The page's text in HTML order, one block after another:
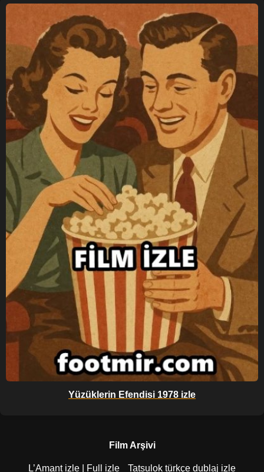
Yüzüklerin Efendisi 1978 izle
Film Arşivi
L’Amant izle | Full izle Tatsulok türkçe dublaj izle